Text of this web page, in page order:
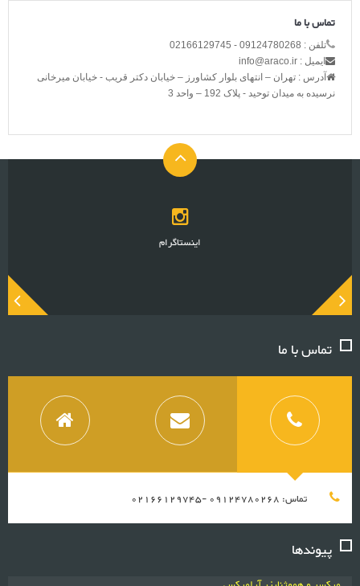
تماس با ما
تلفن : 09124780268 - 02166129745
ایمیل : info@araco.ir
آدرس : تهران – انتهای بلوار کشاورز – خیابان دکتر قریب - خیابان میرخانی
نرسیده به میدان توحید - پلاک 192 – واحد 3
اینستاگرام
تماس با ما
تماس: 09124780268 -02166129745
پیوندها